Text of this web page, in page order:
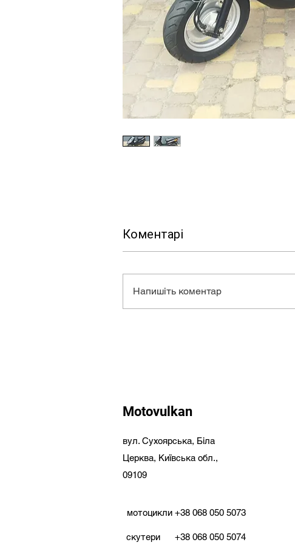
Коментарі
Напишіть коментар
Motovulkan
вул. Сухоярська, Біла
Церква, Київська обл.,
09109
мотоцикли +38 068 050 5073
скутери +38 068 050 5074